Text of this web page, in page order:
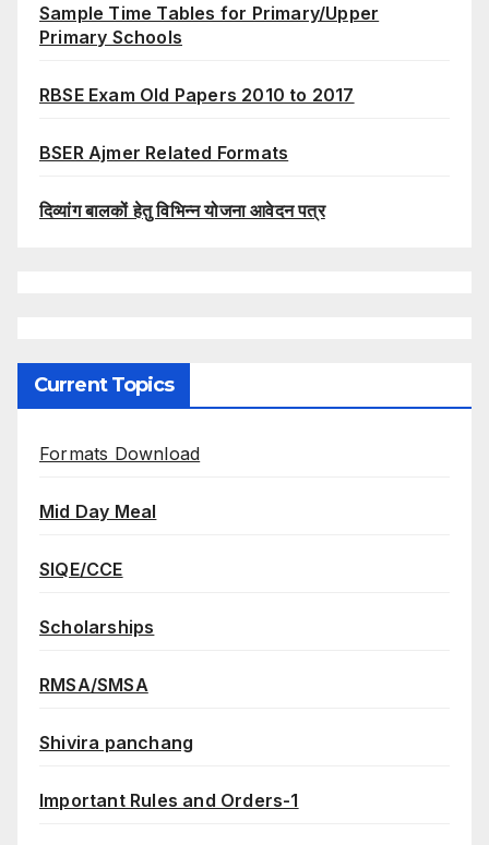
Sample Time Tables for Primary/Upper
Primary Schools
RBSE Exam Old Papers 2010 to 2017
BSER Ajmer Related Formats
दिव्यांग बालकों हेतु विभिन्न योजना आवेदन पत्र
Current Topics
Formats Download
Mid Day Meal
SIQE/CCE
Scholarships
RMSA/SMSA
Shivira panchang
Important Rules and Orders-1